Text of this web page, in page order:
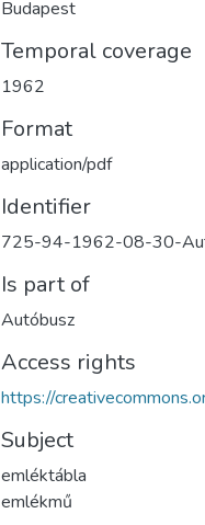
Budapest
Temporal coverage
1962
Format
application/pdf
Identifier
725-94-1962-08-30-
Is part of
Autóbusz
Access rights
https://
Subject
emléktábla
emlékmű